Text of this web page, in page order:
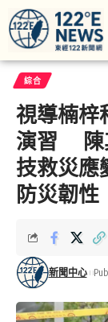
綜合
視導楠梓
演習 陳
技救災應
防災韌性
新聞中心